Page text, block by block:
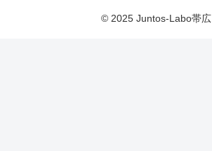
© 2025 Juntos-Labo帯広.